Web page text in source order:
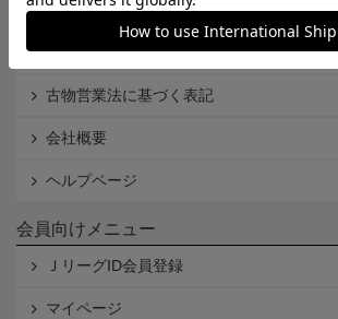
Cookieポリシー
特定商取引法に基づく表記
古物営業法に基づく表記
会社概要
ヘルプページ
会員向けメニュー
ＪリーグID会員登録
マイページ